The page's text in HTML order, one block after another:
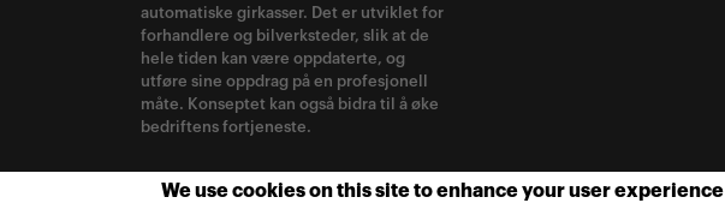
automatiske girkasser. Det er utviklet for
forhandlere og bilverksteder, slik at de
hele tiden kan være oppdaterte, og
utføre sine oppdrag på en profesjonell
måte. Konseptet kan også bidra til å øke
bedriftens fortjeneste.
CHANGE LOCATION
We use cookies on this site to enhance your user experience